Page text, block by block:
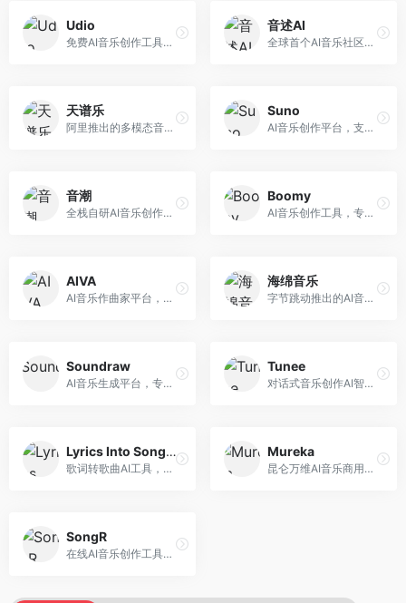
Udio
免费AI音乐创作工具，专注于高质量音乐生成。面向音乐创作者和内容制作者，支持多种音乐风格生成，音质专业，创作自由度高，适合专业音乐制作场景。
音述AI
全球首个AI音乐社区平台，整合创作与分享功能。面向音乐创作者和爱好者，提供音乐创作、作品分享、社区交流等服务，社区氛围活跃。
天谱乐
阿里推出的多模态音乐生成平台，整合音频与文本理解能力。面向内容创作者，支持歌词生成、旋律创作、音乐编辑等服务，与阿里生态深度整合。
Suno
AI音乐创作平台，支持通过文字描述生成完整歌曲，包含歌词、旋律和人声。面向音乐爱好者、内容创作者和独立音乐人，操作门槛低，创作速度快，支持多种音乐风格，为音乐创作带来全新可能。
音潮
全栈自研AI音乐创作平台，支持从创作到发布的完整流程。面向独立音乐人和音乐工作室，提供作词作曲、编曲混音、音乐发布等服务，创作工具专业。
Boomy
AI音乐创作工具，专注于快速音乐生成与发布。面向音乐爱好者和业余创作者，支持一键生成原创音乐，可直接发布到音乐平台，创作门槛低。
AIVA
AI音乐作曲家平台，专注于古典和影视配乐创作。面向影视制作人和游戏开发者，提供原创音乐生成、配乐定制等服务，音乐风格专业，适合影视游戏配乐。
海绵音乐
字节跳动推出的AI音乐创作平台，支持多风格音乐生成。面向内容创作者和音乐爱好者，提供歌词创作、旋律生成、编曲制作等服务，创作效率高，适合短视频配乐。
Soundraw
AI音乐生成平台，专注于免版税音乐创作。面向视频创作者和内容制作者，提供背景音乐生成、音乐定制等服务，音乐版权清晰，适合视频配乐场景。
Tunee
对话式音乐创作AI智能体，支持自然语言交互创作。面向音乐爱好者，通过对话方式完成音乐创作，交互体验友好，创作过程直观。
Lyrics Into Song AI
歌词转歌曲AI工具，支持将歌词转化为完整歌曲。面向歌词创作者和音乐爱好者，提供歌词谱曲、编曲制作等服务，歌词音乐化效率高。
Mureka
昆仑万维AI音乐商用创作平台，专注于商业音乐授权。面向企业和商业用户，提供版权音乐生成、商用授权等服务，音乐版权清晰，商业应用安全。
SongR
在线AI音乐创作工具，支持歌词与旋律一体化生成。面向内容创作者和音乐爱好者，提供歌词创作、旋律生成、音乐制作等服务，操作简便，创作速度快。